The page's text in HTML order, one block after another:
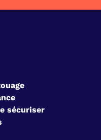
sécuriser